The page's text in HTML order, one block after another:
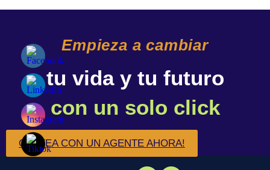
Empieza a cambiar
tu vida y tu futuro
con un solo click
CHATEA CON UN AGENTE AHORA!